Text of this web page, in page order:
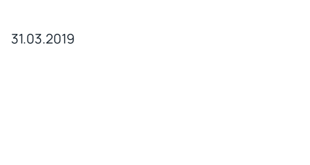
31.03.2019